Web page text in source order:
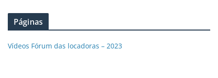
Páginas
Vídeos Fórum das locadoras – 2023